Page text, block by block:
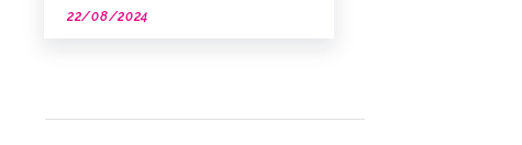
22/08/2024